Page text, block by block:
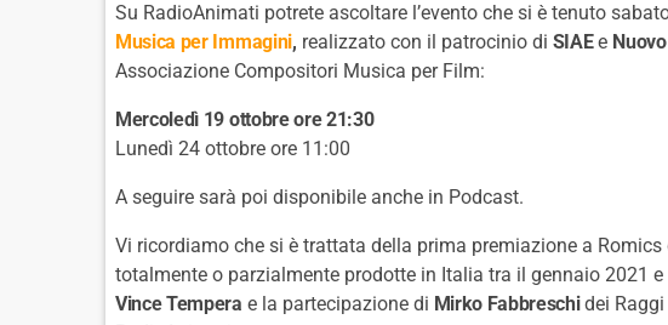
Su RadioAnimati potrete ascoltare l’evento che si è tenuto
Musica per Immagini, realizzato con il patrocinio di SIAEe
Associazione Compositori Musica per Film:
Mercoledì 19 ottobre ore 21:30
Lunedì 24 ottobre ore 11:00
A seguire sarà poi disponibile anche in Podcast.
Vi ricordiamo che si è trattata della prima premiazione a
totalmente o parzialmente prodotte in Italia tra il gennaio 2021
Vince Tempera e la partecipazione di Mirko Fabbreschidei